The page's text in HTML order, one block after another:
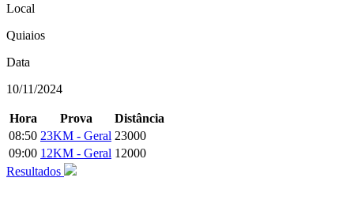
Local
Quiaios
Data
10/11/2024
Hora Prova
Distância
08:50 23KM - Geral 23000
09:00 12KM - Geral 12000
Resultados